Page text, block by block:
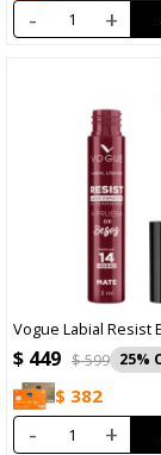
- +
Vogue Labial Resist
$ 449 $599 25
$ 382
- +